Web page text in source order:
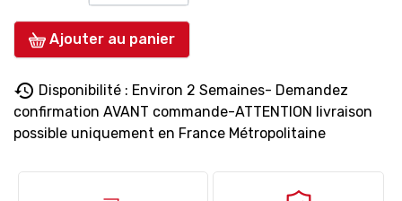
Ajouter au panier
history Disponibilité : Environ 2 Semaines- Demandez
confirmation AVANT commande-ATTENTION livraison
possible uniquement en France Métropolitaine